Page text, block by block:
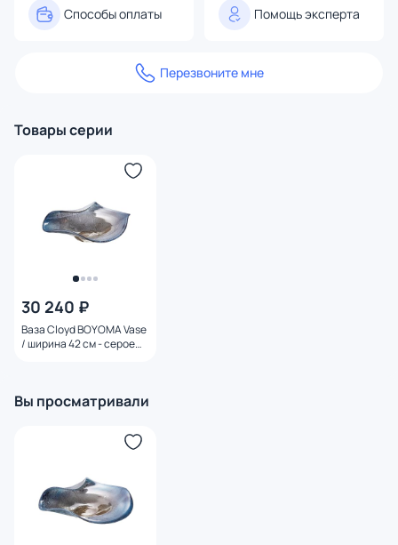
Способы оплаты Помощь эксперта
Перезвоните мне
Товары серии
30 240 ₽
Ваза Cloyd BOYOMA Vase
/ ширина 42 см - серое
Вы просматривали